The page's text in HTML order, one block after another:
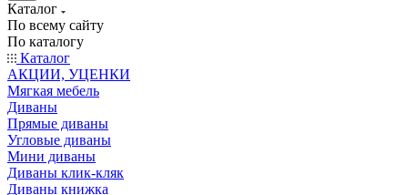
Каталог
По всему сайту
По каталогу
Каталог
АКЦИИ, УЦЕНКИ
Мягкая мебель
Диваны
Прямые диваны
Угловые диваны
Мини диваны
Диваны клик-кляк
Диваны книжка